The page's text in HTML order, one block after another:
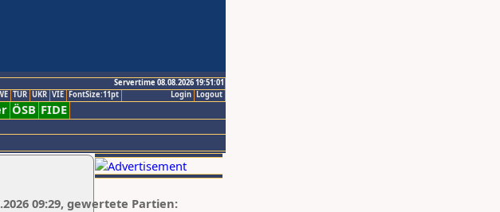
Servertime 08.08.2026 19:51:01
Logout
Login
TUR UKR VIE FontSize:11pt
ÖSB FIDE
09:29, gewertete Partien: